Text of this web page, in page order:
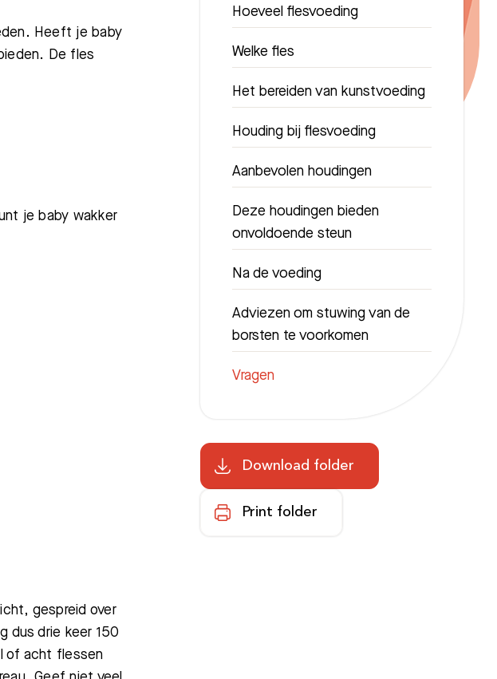
Heeft je baby
De fles
je baby wakker
gespreid over
dus drie keer 150
of acht flessen
Hoeveel flesvoeding
Welke fles
Het bereiden van kunstvoeding
Houding bij flesvoeding
Aanbevolen houdingen
Deze houdingen bieden
onvoldoende steun
Na de voeding
Adviezen om stuwing van de
borsten te voorkomen
Vragen
Download folder
Print folder